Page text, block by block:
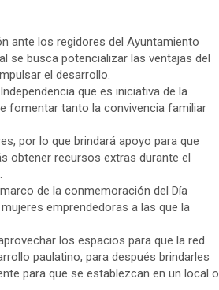
ante los regidores del Ayuntamiento
se busca potencializar las ventajas del
el desarrollo.
que es iniciativa de la
fomentar tanto la convivencia familiar
por lo que brindará apoyo para que
obtener recursos extras durante el
de la conmemoración del Día
emprendedoras a las que la
los espacios para que la red
paulatino, para después brindarles
para que se establezcan en un local o